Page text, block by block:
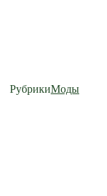
РубрикиМоды